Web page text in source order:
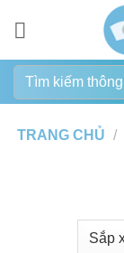
dung
Tìm
kiếm:
TRANG CHỦ /